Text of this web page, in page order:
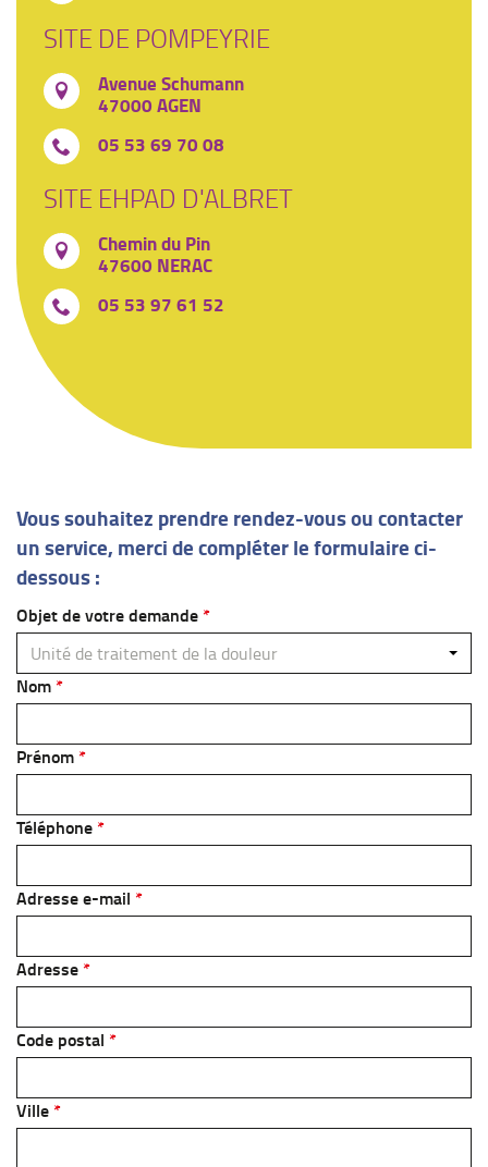
SITE DE POMPEYRIE
Avenue Schumann
47000 AGEN
05 53 69 70 08
SITE EHPAD D'ALBRET
Chemin du Pin
47600 NERAC
05 53 97 61 52
Vous souhaitez prendre rendez-vous ou contacter
un service, merci de compléter le formulaire ci-
dessous :
Objet de votre demande
Unité de traitement de la douleur
Nom
Prénom
Téléphone
Adresse e-mail
Adresse
Code postal
Ville